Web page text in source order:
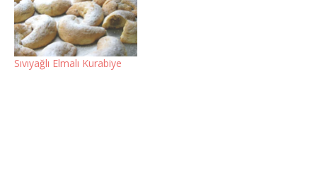
Sıvıyağlı Elmalı Kurabiye